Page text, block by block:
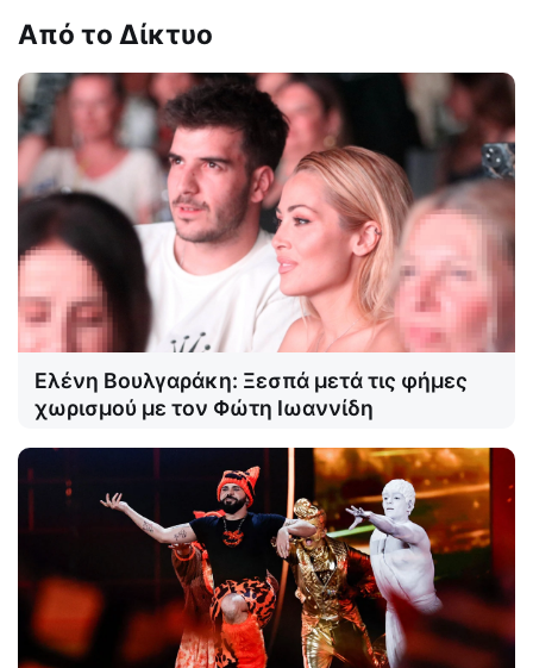
Από το Δίκτυο
Ελένη Βουλγαράκη: Ξεσπά μετά τις φήμες
χωρισμού με τον Φώτη Ιωαννίδη